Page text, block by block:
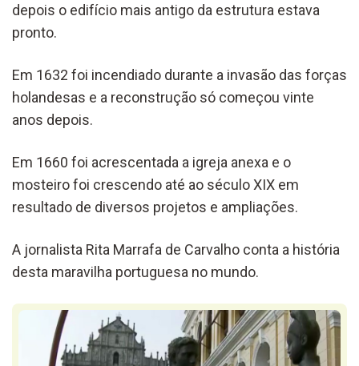
depois o edifício mais antigo da estrutura estava
pronto.
Em 1632 foi incendiado durante a invasão das forças
holandesas e a reconstrução só começou vinte
anos depois.
Em 1660 foi acrescentada a igreja anexa e o
mosteiro foi crescendo até ao século XIX em
resultado de diversos projetos e ampliações.
A jornalista Rita Marrafa de Carvalho conta a história
desta maravilha portuguesa no mundo.